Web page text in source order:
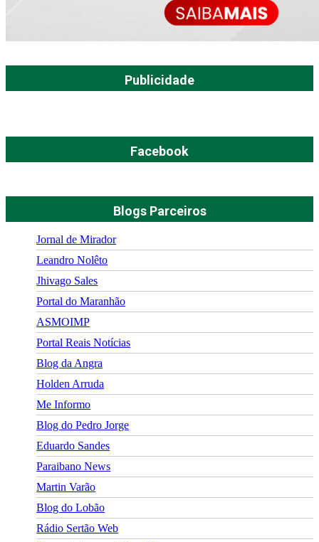
Publicidade
Facebook
Blogs Parceiros
Jornal de Mirador
Leandro Nolêto
Jhivago Sales
Portal do Maranhão
ASMOIMP
Portal Reais Notí­cias
Blog da Angra
Holden Arruda
Me Informo
Blog do Pedro Jorge
Eduardo Sandes
Paraibano News
Martin Varão
Blog do Lobão
Rádio Sertão Web